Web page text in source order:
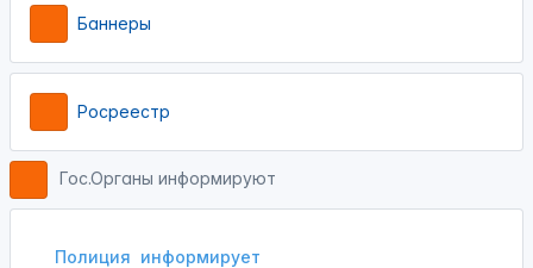
Баннеры
Росреестр
Гос.Органы информируют
Полиция информирует